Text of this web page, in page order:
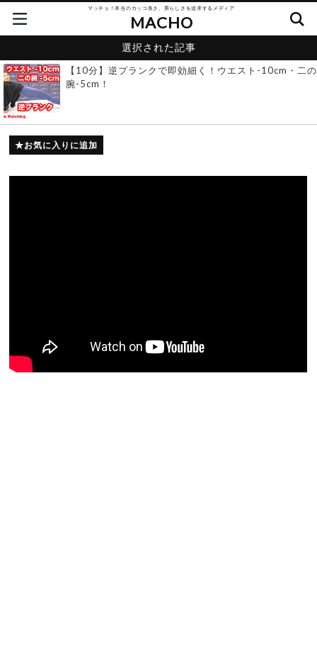
マッチョ！本当のカッコ良さ、男らしさを追求するメディア
MACHO
選択された記事
【10分】逆プランクで即効細く！ウエスト-10cm・二の
腕-5cm！
お気に入りに追加